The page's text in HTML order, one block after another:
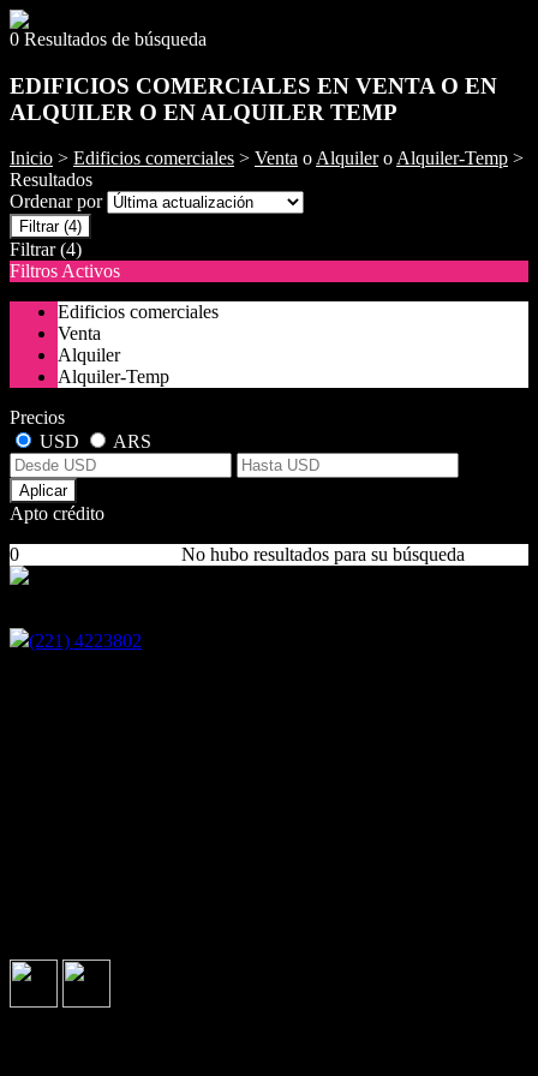
0 Resultados de búsqueda
EDIFICIOS COMERCIALES EN VENTA O EN
ALQUILER O EN ALQUILER TEMP
Inicio > Edificios comerciales > Venta oAlquileroAlquiler-Temp >
Resultados
Ordenar por
Filtrar (4)
Filtrar (4)
Filtros Activos
Edificios comerciales
Venta
Alquiler
Alquiler-Temp
Precios
USD
ARS
Aplicar
Apto crédito
No hubo resultados para su búsqueda
0
(221) 4223802